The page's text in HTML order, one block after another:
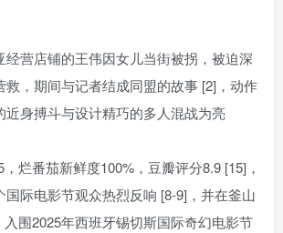
经营店铺的王伟因女儿当街被拐，被迫深
救，期间与记者结成同盟的故事 [2]，动作
近身搏斗与设计精巧的多人混战为亮
烂番茄新鲜度100%，豆瓣评分8.9 [15]，
国际电影节观众热烈反响 [8-9]，并在釜山
围2025年西班牙锡切斯国际奇幻电影节